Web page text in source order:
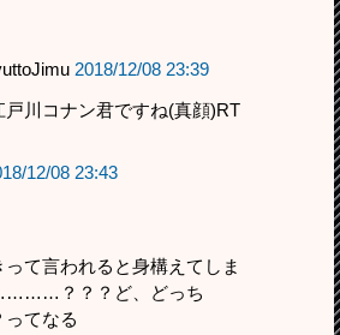
2018/12/08 23:39
川コナン君ですね(真顔)RT
12/08 23:43
て言われると身構えてしま
？？？ど、どっち
てなる